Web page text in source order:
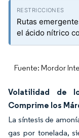
Rutas
el ácido nítrico
Fuente: Mordor
Volatilidad de
Comprime los
La síntesis de
gas por tonelada,